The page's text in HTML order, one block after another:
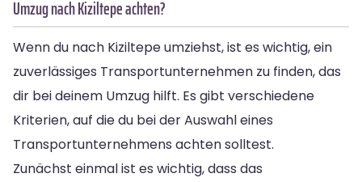
Umzug nach Kiziltepe achten?
Wenn du nach Kiziltepe umziehst, ist es wichtig, ein
zuverlässiges Transportunternehmen zu finden, das
dir bei deinem Umzug hilft. Es gibt verschiedene
Kriterien, auf die du bei der Auswahl eines
Transportunternehmens achten solltest.
Zunächst einmal ist es wichtig, dass das